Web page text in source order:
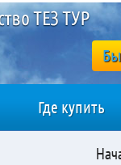
Где купить